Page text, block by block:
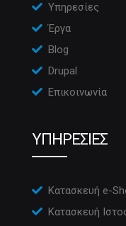
Υπηρεσίες
Έργα
Blog
Drupal
Επικοινωνία
ΥΠΗΡΕΣΙΕΣ
Κατασκευή e-
Κατασκευή